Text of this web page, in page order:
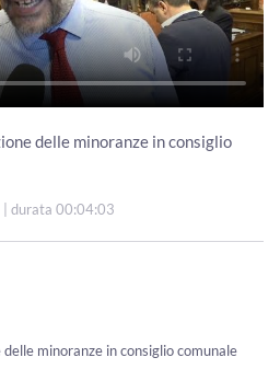
delle minoranze in consiglio
| durata 00:04:03
minoranze in consiglio comunale